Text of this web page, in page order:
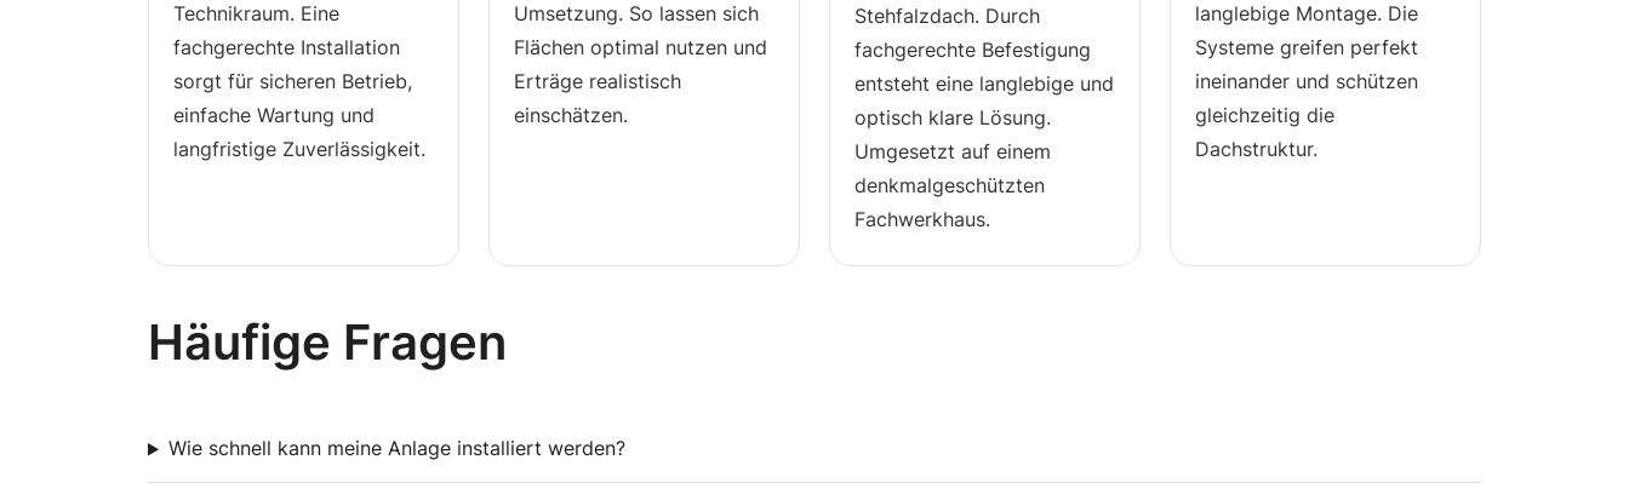
Technikraum. Eine
fachgerechte Installation
sorgt für sicheren Betrieb,
einfache Wartung und
langfristige Zuverlässigkeit.
Umsetzung. So lassen sich
Flächen optimal nutzen und
Erträge realistisch
einschätzen.
Stehfalzdach. Durch
fachgerechte Befestigung
entsteht eine langlebige und
optisch klare Lösung.
Umgesetzt auf einem
denkmalgeschützten
Fachwerkhaus.
langlebige Montage. Die
Systeme greifen perfekt
ineinander und schützen
gleichzeitig die
Dachstruktur.
Häufige Fragen
Wie schnell kann meine Anlage installiert werden?